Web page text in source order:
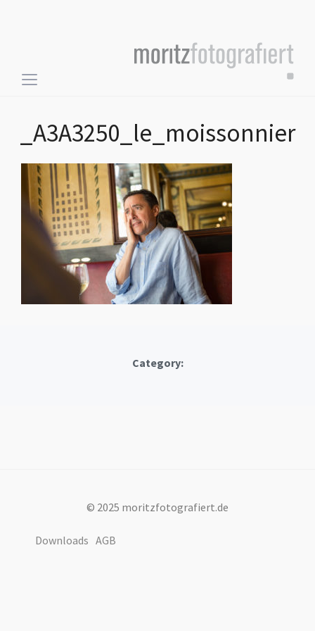
Toggle
navigation
_A3A3250_le_moissonnier
Category:
© 2025 moritzfotografiert.de
Downloads AGB